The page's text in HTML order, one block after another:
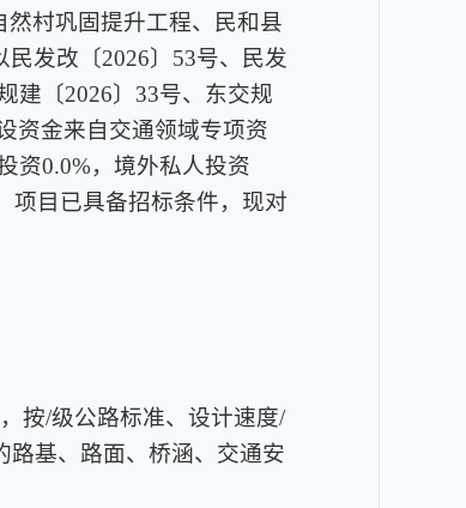
村巩固提升工程、民和县
发改〔2026〕53号、民发
建〔2026〕33号、东交规
资金来自交通领域专项资
资0.0%，境外私人投资
项目已具备招标条件，现对
按/级公路标准、设计速度/
基、路面、桥涵、交通安